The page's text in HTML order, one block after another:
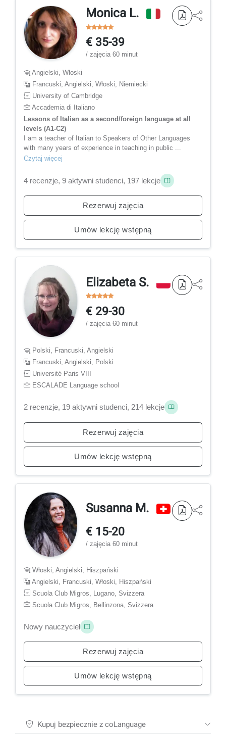
Monica L.
€ 35-39
/ zajęcia 60 minut
Angielski, Włoski
Francuski, Angielski, Włoski, Niemiecki
University of Cambridge
Accademia di Italiano
Lessons of Italian as a second/foreign language at all
levels (A1-C2)
I am a teacher of Italian to Speakers of Other Languages
with many years of experience in teaching in public ...
Czytaj więcej
4 recenzje, 9 aktywni studenci, 197 lekcje
Rezerwuj zajęcia
Umów lekcję wstępną
Elizabeta S.
€ 29-30
/ zajęcia 60 minut
Polski, Francuski, Angielski
Francuski, Angielski, Polski
Université Paris VIII
ESCALADE Language school
2 recenzje, 19 aktywni studenci, 214 lekcje
Rezerwuj zajęcia
Umów lekcję wstępną
Susanna M.
€ 15-20
/ zajęcia 60 minut
Włoski, Angielski, Hiszpański
Angielski, Francuski, Włoski, Hiszpański
Scuola Club Migros, Lugano, Svizzera
Scuola Club Migros, Bellinzona, Svizzera
Nowy nauczyciel
Rezerwuj zajęcia
Umów lekcję wstępną
Kupuj bezpiecznie z coLanguage